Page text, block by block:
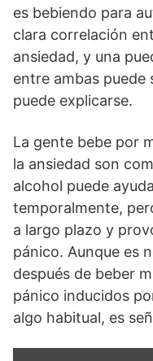
es bebiendo para
clara correlación
ansiedad, y una
entre ambas puede
puede explicarse.
La gente bebe por
la ansiedad son
alcohol puede
temporalmente,
a largo plazo y
pánico. Aunque es
después de beber
pánico inducidos
algo habitual, es